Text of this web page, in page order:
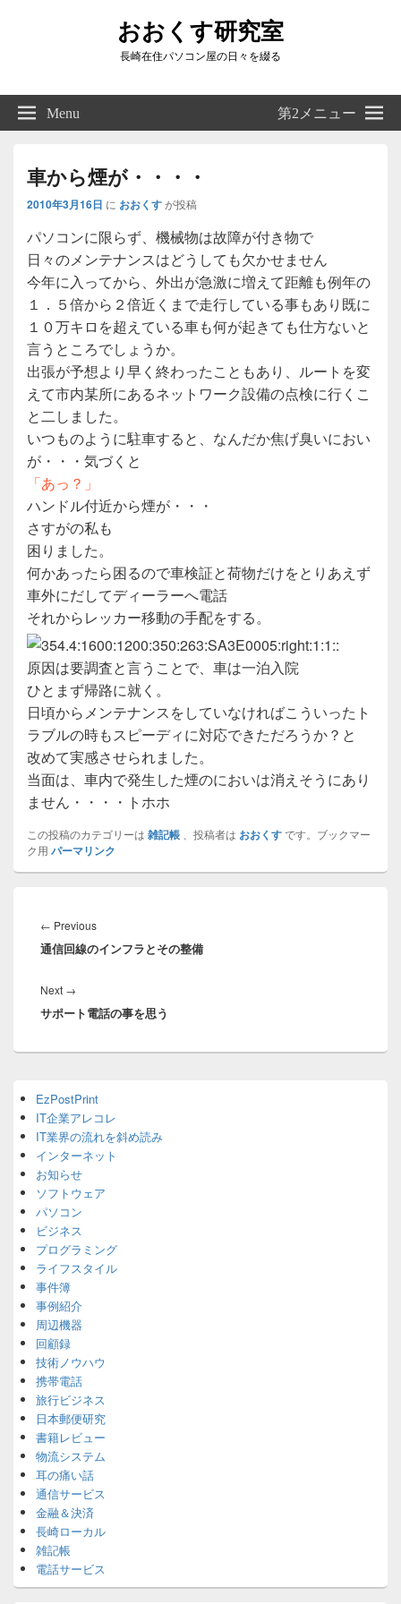
おおくす研究室
長崎在住パソコン屋の日々を綴る
Right
Sidebar
Widget
Menu 第2メニュー
車から煙が・・・・
2010年3月16日 に おおくすが投稿
パソコンに限らず、機械物は故障が付き物で
日々のメンテナンスはどうしても欠かせません
今年に入ってから、外出が急激に増えて距離も例年の
１．５倍から２倍近くまで走行している事もあり既に
１０万キロを超えている車も何が起きても仕方ないと
言うところでしょうか。
出張が予想より早く終わったこともあり、ルートを変
えて市内某所にあるネットワーク設備の点検に行くこ
と二しました。
いつものように駐車すると、なんだか焦げ臭いにおい
が・・・気づくと
「あっ？」
ハンドル付近から煙が・・・
さすがの私も
困りました。
何かあったら困るので車検証と荷物だけをとりあえず
車外にだしてディーラーへ電話
それからレッカー移動の手配をする。
原因は要調査と言うことで、車は一泊入院
ひとまず帰路に就く。
日頃からメンテナンスをしていなければこういったト
ラブルの時もスピーディに対応できただろうか？と
改めて実感させられました。
当面は、車内で発生した煙のにおいは消えそうにあり
ません・・・・トホホ
この投稿のカテゴリーは 雑記帳 、投稿者は おおくすです。ブックマー
ク用 パーマリンク
稿
ナ
ゲ
シ
← PreviousPrevious
post:
通信回線のインフラとその整備
Next →
post:
サポート電話の事を思う
Sidebar
Widget
Area
EzPostPrint
IT企業アレコレ
IT業界の流れを斜め読み
インターネット
お知らせ
ソフトウェア
パソコン
ビジネス
プログラミング
ライフスタイル
事件簿
事例紹介
周辺機器
回顧録
技術ノウハウ
携帯電話
旅行ビジネス
日本郵便研究
書籍レビュー
物流システム
耳の痛い話
通信サービス
金融＆決済
長崎ローカル
雑記帳
電話サービス